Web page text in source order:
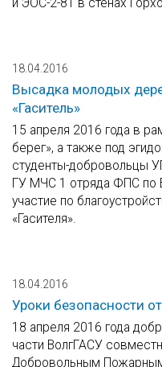
и ЭОС-2-81 в стенах
18.04.2016
Высадка молодых
«Гаситель»
15 апреля 2016 года в
берег», а также под
студенты-добровольцы
ГУ МЧС 1 отряда ФПС по
участие по
«Гасителя».
18.04.2016
Уроки безопасности
18 апреля 2016 года
части ВолгГАСУ
Добровольным